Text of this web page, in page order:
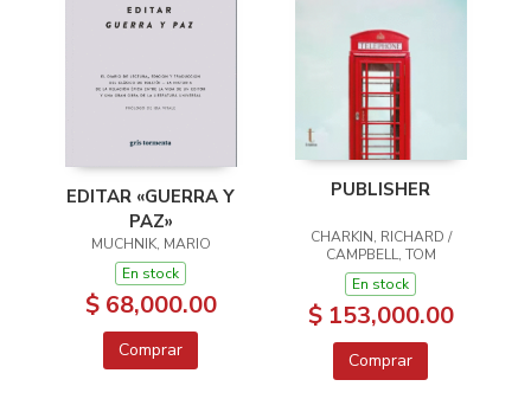
EDITAR «GUERRA Y
PAZ»
MUCHNIK, MARIO
En stock
$ 68,000.00
Comprar
PUBLISHER
CHARKIN, RICHARD /
CAMPBELL, TOM
En stock
$ 153,000.00
Comprar